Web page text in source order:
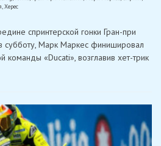
,Херес
спринтерской гонки Гран-при
субботу, Марк Маркес финишировал
команды «Ducati», возглавив хет-трик